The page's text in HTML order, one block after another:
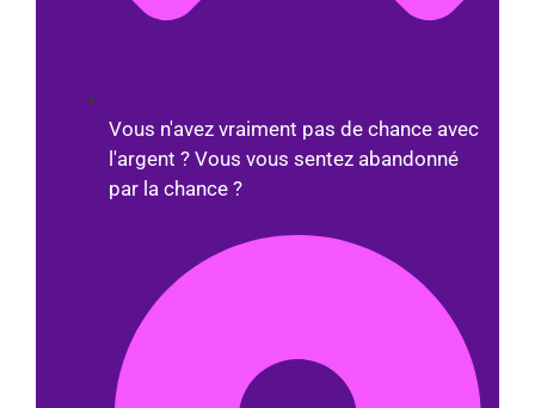
Vous n'avez vraiment pas de chance avec
l'argent ? Vous vous sentez abandonné
par la chance ?